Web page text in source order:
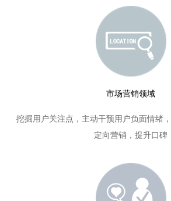
市场营销领域
挖掘用户关注点，主动干预用户负面情绪
定向营销，提升口碑